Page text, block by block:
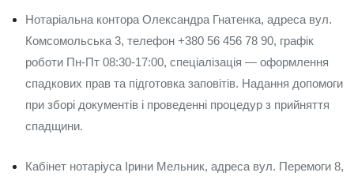
Нотаріальна контора Олександра Гнатенка, адреса вул.
Комсомольська 3, телефон +380 56 456 78 90, графік
роботи Пн-Пт 08:30-17:00, спеціалізація — оформлення
спадкових прав та підготовка заповітів. Надання допомоги
при зборі документів і проведенні процедур з прийняття
спадщини.
Кабінет нотаріуса Ірини Мельник, адреса вул. Перемоги 8,